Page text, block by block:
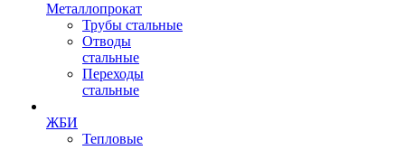
Металлопрокат
Трубы стальные
Отводы
стальные
Переходы
стальные
ЖБИ
Тепловые